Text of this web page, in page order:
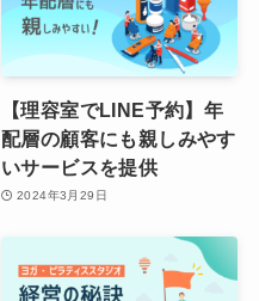
【理容室でLINE予約】年
配層の顧客にも親しみやす
いサービスを提供
2024年3月29日